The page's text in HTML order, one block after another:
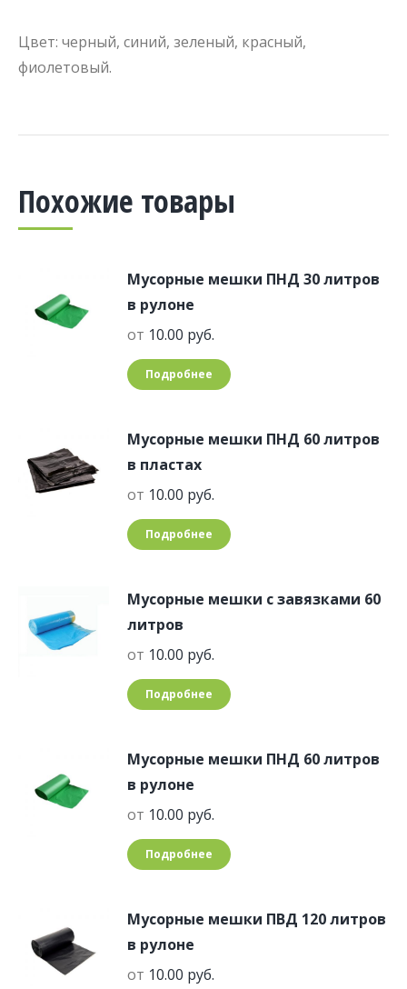
Цвет: черный, синий, зеленый, красный,
фиолетовый.
Похожие товары
Мусорные мешки ПНД 30 литров
в рулоне
от 10.00 руб.
Подробнее
Мусорные мешки ПНД 60 литров
в пластах
от 10.00 руб.
Подробнее
Мусорные мешки с завязками 60
литров
от 10.00 руб.
Подробнее
Мусорные мешки ПНД 60 литров
в рулоне
от 10.00 руб.
Подробнее
Мусорные мешки ПВД 120 литров
в рулоне
от 10.00 руб.